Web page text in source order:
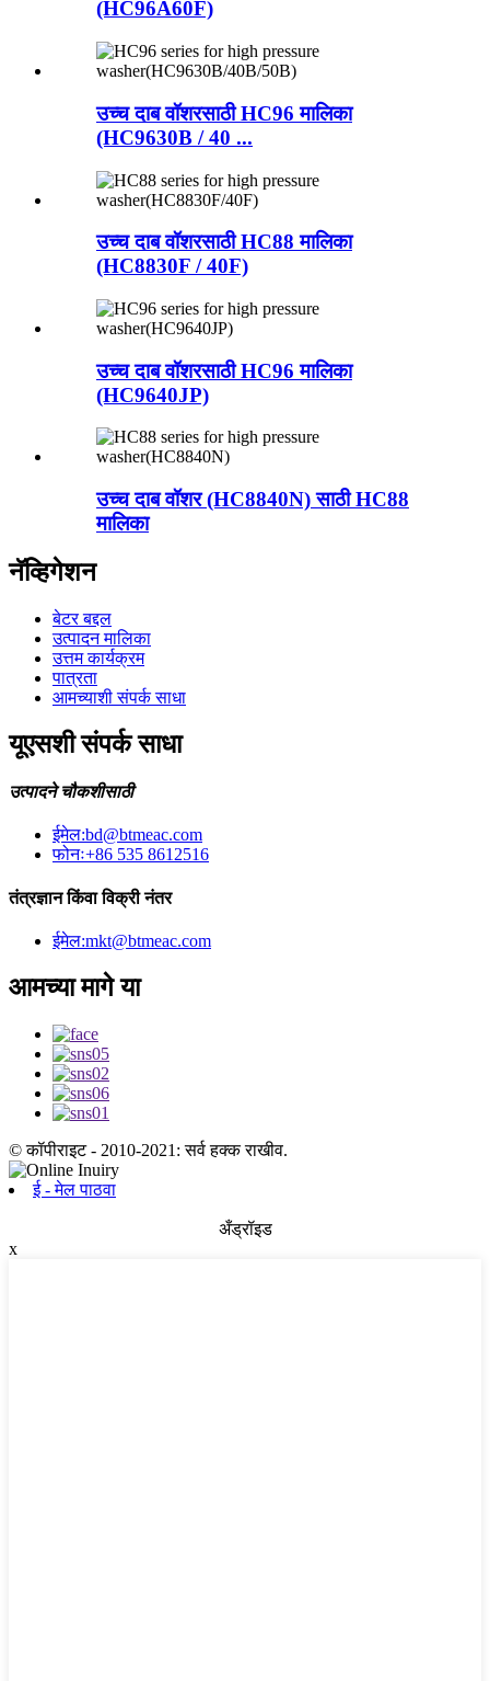
(HC96A60F)
उच्च दाब वॉशरसाठी HC96 मालिका
(HC9630B / 40 ...
उच्च दाब वॉशरसाठी HC88 मालिका
(HC8830F / 40F)
उच्च दाब वॉशरसाठी HC96 मालिका
(HC9640JP)
उच्च दाब वॉशर (HC8840N) साठी HC88
मालिका
नॅव्हिगेशन
बेटर बद्दल
उत्पादन मालिका
उत्तम कार्यक्रम
पात्रता
आमच्याशी संपर्क साधा
यूएसशी संपर्क साधा
उत्पादने चौकशीसाठी
ईमेल:bd@btmeac.com
फोनः+86 535 8612516
तंत्रज्ञान किंवा विक्री नंतर
ईमेल:mkt@btmeac.com
आमच्या मागे या
© कॉपीराइट - 2010-2021: सर्व हक्क राखीव.
ई - मेल पाठवा
अँड्रॉइड
x